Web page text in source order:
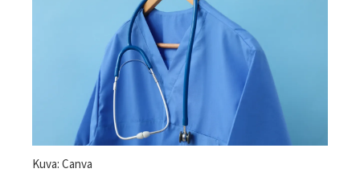
Kuva: Canva